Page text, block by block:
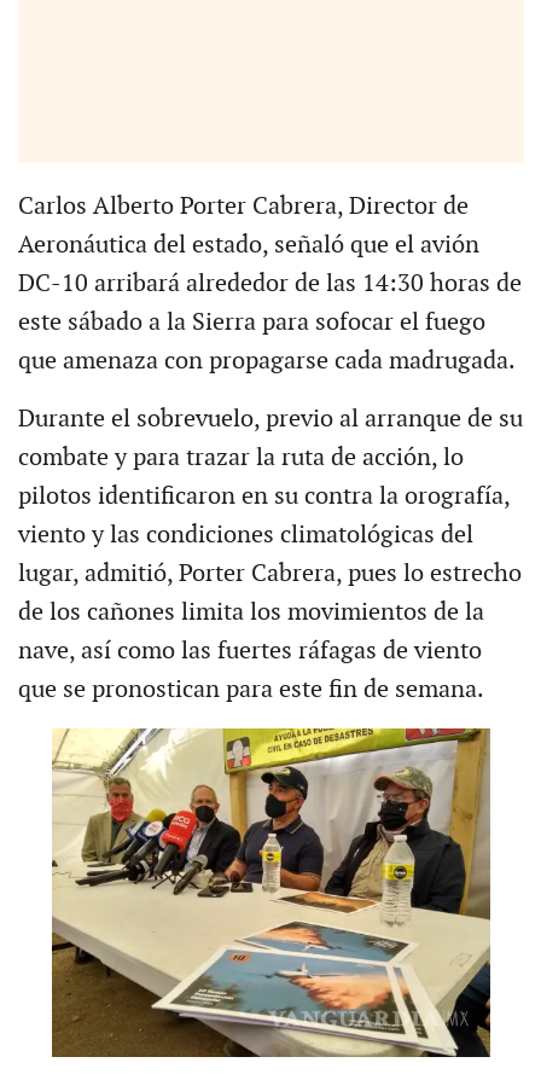
Carlos Alberto Porter Cabrera, Director de
Aeronáutica del estado, señaló que el avión
DC-10 arribará alrededor de las 14:30 horas de
este sábado a la Sierra para sofocar el fuego
que amenaza con propagarse cada madrugada.
Durante el sobrevuelo, previo al arranque de su
combate y para trazar la ruta de acción, lo
pilotos identificaron en su contra la orografía,
viento y las condiciones climatológicas del
lugar, admitió, Porter Cabrera, pues lo estrecho
de los cañones limita los movimientos de la
nave, así como las fuertes ráfagas de viento
que se pronostican para este fin de semana.